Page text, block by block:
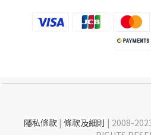
隱私條款| 條款及細則 | 2008-